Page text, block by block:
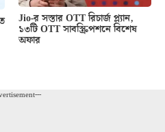
Jio-র সস্তার OTT রিচার্জ প্ল্যান,
১৩টি OTT সাবস্ক্রিপশনে বিশেষ
অফার